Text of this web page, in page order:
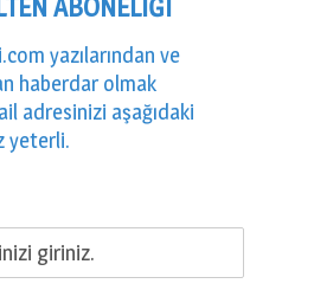
ABONELİĞİ
yazılarından ve
haberdar olmak
adresinizi aşağıdaki
yeterli.